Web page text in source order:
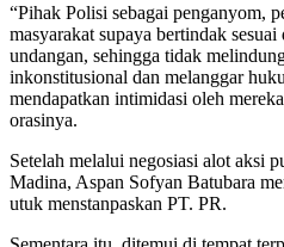
“Pihak Polisi sebagai penganyom,
masyarakat supaya bertindak
undangan, sehingga tidak
inkonstitusional dan melanggar
mendapatkan intimidasi oleh
orasinya.
Setelah melalui negosiasi alot aksi
Madina, Aspan Sofyan Batubara
utuk menstanpaskan PT. PR.